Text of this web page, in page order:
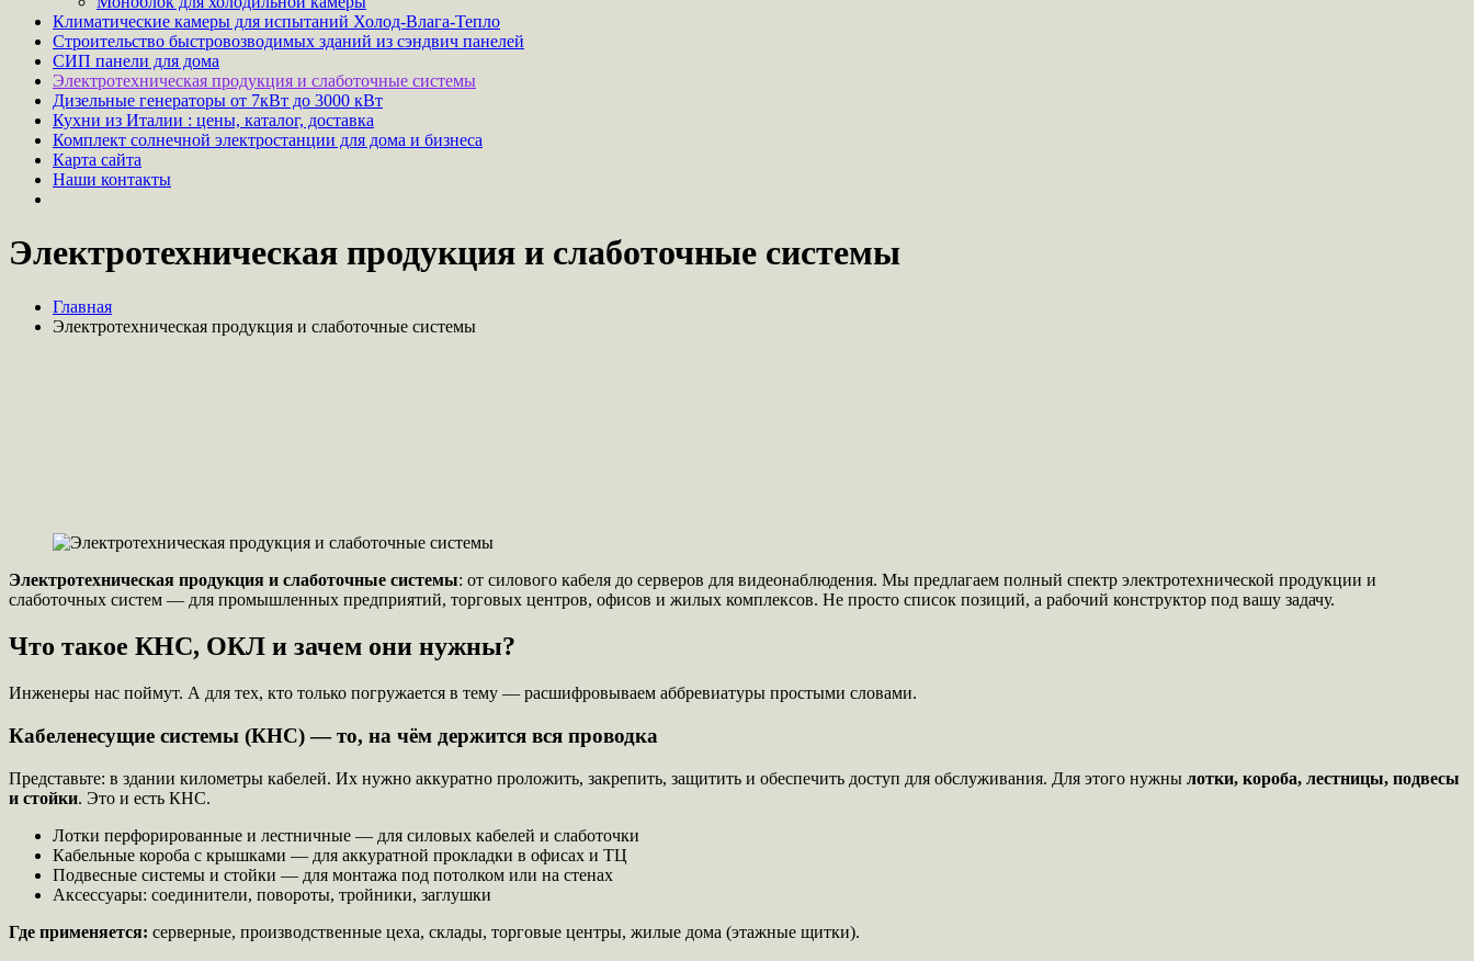
Климатические камеры для испытаний Холод-Влага-Тепло
Строительство быстровозводимых зданий из сэндвич панелей
СИП панели для дома
Электротехническая продукция и слаботочные системы
Дизельные генераторы от 7кВт до 3000 кВт
Кухни из Италии : цены, каталог, доставка
Комплект солнечной электростанции для дома и бизнеса
Карта сайта
Наши контакты
Электротехническая продукция и слаботочные системы
Главная
Электротехническая продукция и слаботочные системы
Электротехническая продукция и слаботочные системы: от силового кабеля до серверов для видеонаблюдения. Мы предлагаем полный спектр электротехнической продукции и
слаботочных систем — для промышленных предприятий, торговых центров, офисов и жилых комплексов. Не просто список позиций, а рабочий конструктор под вашу задачу.
Что такое КНС, ОКЛ и зачем они нужны?
Инженеры нас поймут. А для тех, кто только погружается в тему — расшифровываем аббревиатуры простыми словами.
Кабеленесущие системы (КНС) — то, на чём держится вся проводка
Представьте: в здании километры кабелей. Их нужно аккуратно проложить, закрепить, защитить и обеспечить доступ для обслуживания. Для этого нужны лотки, короба, лестницы, подвесы
и стойки. Это и есть КНС.
Лотки перфорированные и лестничные — для силовых кабелей и слаботочки
Кабельные короба с крышками — для аккуратной прокладки в офисах и ТЦ
Подвесные системы и стойки — для монтажа под потолком или на стенах
Аксессуары: соединители, повороты, тройники, заглушки
Где применяется: серверные, производственные цеха, склады, торговые центры, жилые дома (этажные щитки).